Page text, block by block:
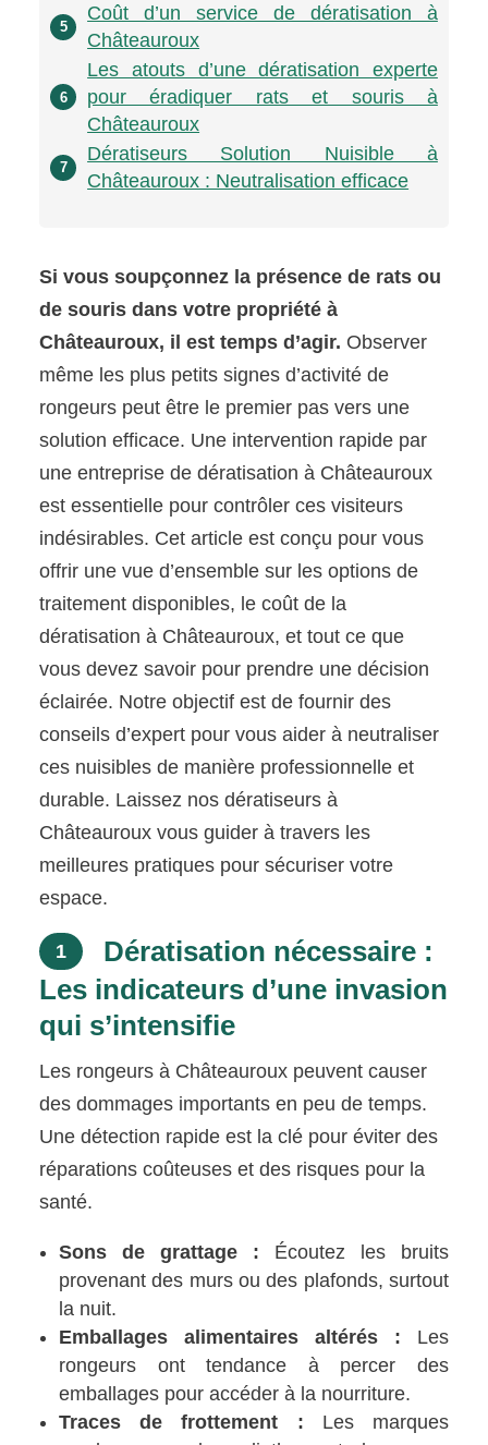
5
Coût d’un service de dératisation à
Châteauroux
6
Les atouts d’une dératisation experte
pour éradiquer rats et souris à
Châteauroux
7
Dératiseurs Solution Nuisible à
Châteauroux : Neutralisation efficace
Si vous soupçonnez la présence de rats ou
de souris dans votre propriété à
Châteauroux, il est temps d’agir. Observer
même les plus petits signes d’activité de
rongeurs peut être le premier pas vers une
solution efficace. Une intervention rapide par
une entreprise de dératisation à Châteauroux
est essentielle pour contrôler ces visiteurs
indésirables. Cet article est conçu pour vous
offrir une vue d’ensemble sur les options de
traitement disponibles, le coût de la
dératisation à Châteauroux, et tout ce que
vous devez savoir pour prendre une décision
éclairée. Notre objectif est de fournir des
conseils d’expert pour vous aider à neutraliser
ces nuisibles de manière professionnelle et
durable. Laissez nos dératiseurs à
Châteauroux vous guider à travers les
meilleures pratiques pour sécuriser votre
espace.
1
Dératisation nécessaire :
Les indicateurs d’une invasion
qui s’intensifie
Les rongeurs à Châteauroux peuvent causer
des dommages importants en peu de temps.
Une détection rapide est la clé pour éviter des
réparations coûteuses et des risques pour la
santé.
Sons de grattage : Écoutez les bruits
provenant des murs ou des plafonds, surtout
la nuit.
Emballages alimentaires altérés : Les
rongeurs ont tendance à percer des
emballages pour accéder à la nourriture.
Traces de frottement : Les marques